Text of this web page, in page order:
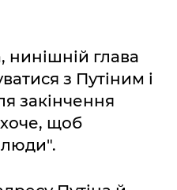
глава
з Путіним і
закінчення
хоче, щоб
люди".